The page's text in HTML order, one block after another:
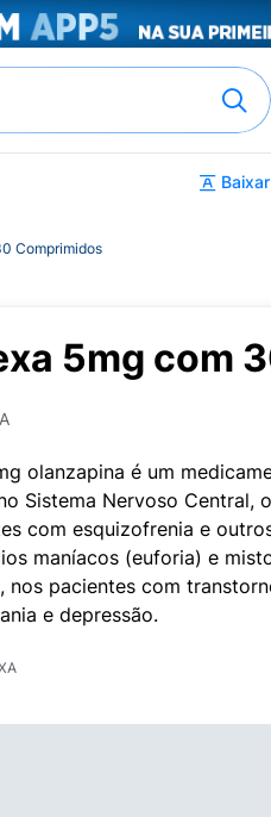
Comprimidos
5mg com
olanzapina é um
Sistema Nervoso Central,
com esquizofrenia e
maníacos (euforia) e
nos pacientes com
e depressão.